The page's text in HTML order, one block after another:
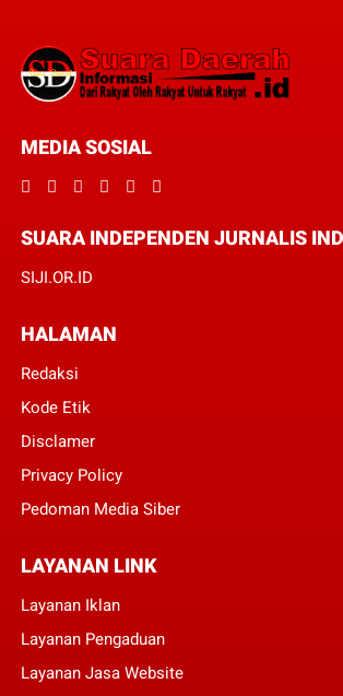
MEDIA SOSIAL
SUARA INDEPENDEN JURNALIS
SIJI.OR.ID
HALAMAN
Redaksi
Kode Etik
Disclamer
Privacy Policy
Pedoman Media Siber
LAYANAN LINK
Layanan Iklan
Layanan Pengaduan
Layanan Jasa Website